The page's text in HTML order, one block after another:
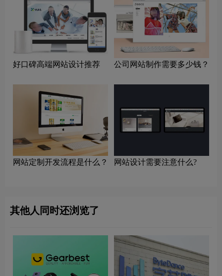
好口碑高端网站设计推荐 公司网站制作需要多少钱？
网站定制开发流程是什么？ 网站设计需要注意什么?
其他人同时还浏览了